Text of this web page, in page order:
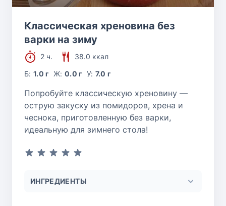
Классическая хреновина без
варки на зиму
2 ч.
38.0 ккал
Б:1.0 г Ж: 0.0 г У: 7.0 г
Попробуйте классическую хреновину —
острую закуску из помидоров, хрена и
чеснока, приготовленную без варки,
идеальную для зимнего стола!
ИНГРЕДИЕНТЫ